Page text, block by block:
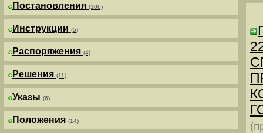
Постановления (106)
Инструкции (5)
Распоряжения (4)
Решения (11)
Указы (6)
Положения (14)